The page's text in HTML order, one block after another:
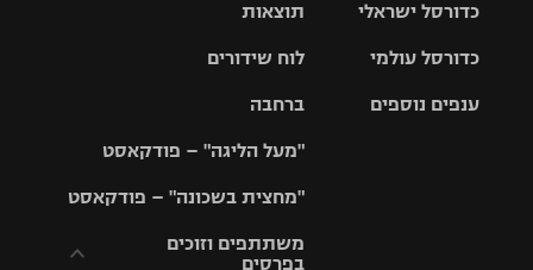
תוצאות
לוח שידורים
ברחבה
"מעל הליגה" – פודקאסט
"מחצית בשכונה" – פודקאסט
משתתפים וזוכים
בפרסים
גביע הטוטו
האלופות
ליגה
כדורסל ישראלי
סל
כדורסל עולמי
ענפים נוספים